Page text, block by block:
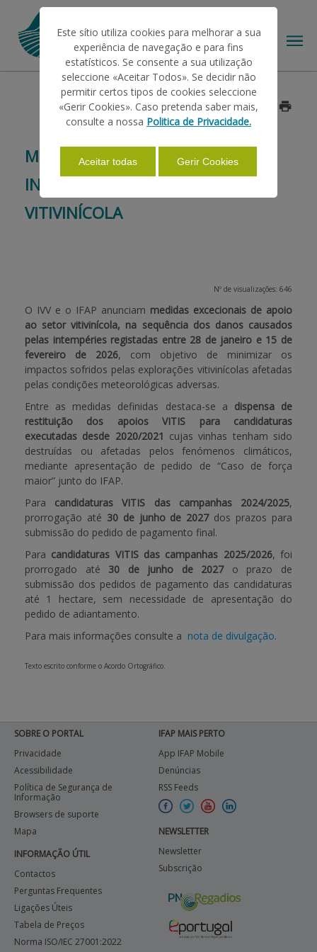
AJUDAS/APOIOS
INFORMAÇÕES
APOIO AO BENEFICIÁRIO
Entrar / Registar
MEDIDAS EXCECIONAIS APÓS
INTEMPÉRIES PARA SECTOR
VITIVINÍCOLA
Data: 2026/05/27
Nº de visualizações: 646
O IVV e o IFAP anunciam medidas excecionais de apoio
ao setor vitivinícola, na sequência dos danos causados
pelas intempéries registadas entre 28 de janeiro e 15 de
fevereiro de 2026, com objetivo de minimizar os
impactos sofridos pelas explorações vitivinícolas afetadas
pelas condições meteorológicas adversas.
Entre as medidas definidas destaca-se a dispensa de
restituição dos apoios VITIS para candidaturas
executadas desde 2020/2021 cujas vinhas tenham sido
destruídas ou afetadas pelos fenómenos climáticos,
mediante apresentação de pedido de “Caso de força
maior” junto do IFAP.
Para candidaturas VITIS das campanhas 2024/2025,
prorrogação até 30 de junho de 2027dos prazos para
submissão do pedido de pagamento final.
Para candidaturas VITIS das campanhas 2025/2026, foi
prorrogado até 30 de junho de 2027 o prazo de
submissão dos pedidos de pagamento das candidaturas
até 1 hectare, sem necessidade de apresentação do
pedido de adiantamento.
Para mais informações consulte a nota de divulgação.
Texto escrito conforme o Acordo Ortográfico.
SOBRE O PORTAL
Privacidade
Acessibilidade
Política de Segurança de
Informação
Browsers de suporte
Mapa
INFORMAÇÃO ÚTIL
Contactos
Perguntas Frequentes
Ligações Úteis
Tabela de Preços
Norma ISO/IEC 27001:2022
IFAP MAIS PERTO
App IFAP Mobile
Denúncias
RSS Feeds
NEWSLETTER
Newsletter
Subscrição
Este sítio utiliza cookies para melhorar a sua
experiência de navegação e para fins
estatísticos. Se consente a sua utilização
seleccione «Aceitar Todos». Se decidir não
permitir certos tipos de cookies seleccione
«Gerir Cookies». Caso pretenda saber mais,
consulte a nossa Politica de Privacidade.
Aceitar todas Gerir Cookies